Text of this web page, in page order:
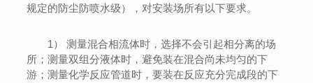
规定的防尘防喷水级），对安装场所有以下要求。
1） 测量混合相流体时，选择不会引起相分离的场
所；测量双组分液体时，避免装在混合尚未均匀的下
游；测量化学反应管道时，要装在反应充分完成段的下